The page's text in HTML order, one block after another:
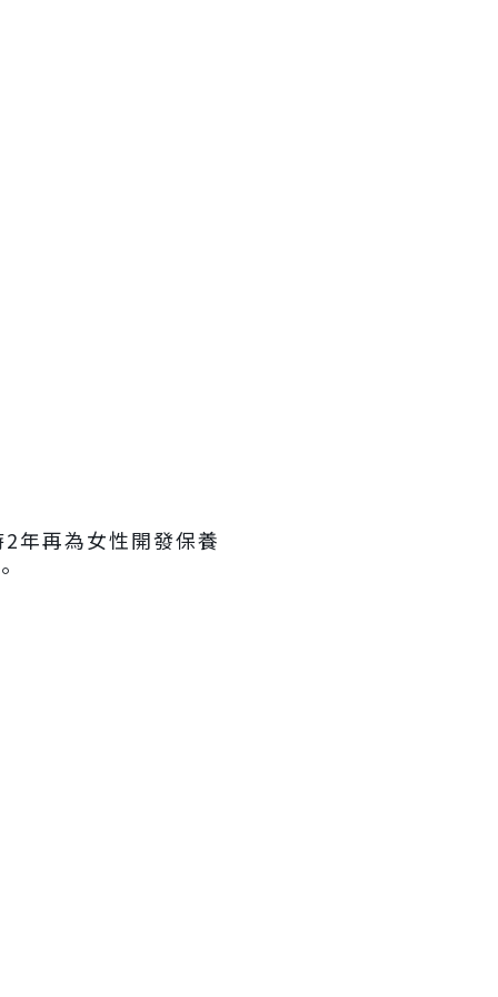
年再為女性開發保養